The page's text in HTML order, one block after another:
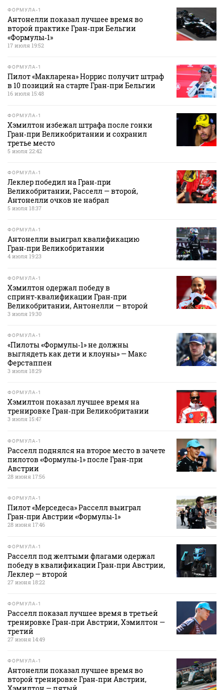
ФОРМУЛА-1
Антонелли показал лучшее время во
второй практике Гран‑при Бельгии
«Формулы‑1»
17 июля 19:52
ФОРМУЛА-1
Пилот «Макларена» Норрис получит штраф
в 10 позиций на старте Гран‑при Бельгии
16 июля 15:48
ФОРМУЛА-1
Хэмилтон избежал штрафа после гонки
Гран‑при Великобритании и сохранил
третье место
5 июля 22:42
ФОРМУЛА-1
Леклер победил на Гран‑при
Великобритании, Расселл — второй,
Антонелли очков не набрал
5 июля 18:37
ФОРМУЛА-1
Антонелли выиграл квалификацию
Гран‑при Великобритании
4 июля 19:23
ФОРМУЛА-1
Хэмилтон одержал победу в
спринт‑квалификации Гран‑при
Великобритании, Антонелли — второй
3 июля 19:30
ФОРМУЛА-1
«Пилоты «Формулы‑1» не должны
выглядеть как дети и клоуны» — Макс
Ферстаппен
3 июля 18:29
ФОРМУЛА-1
Хэмилтон показал лучшее время на
тренировке Гран‑при Великобритании
3 июля 15:47
ФОРМУЛА-1
Расселл поднялся на второе место в зачете
пилотов «Формулы‑1» после Гран‑при
Австрии
28 июня 17:56
ФОРМУЛА-1
Пилот «Мерседеса» Расселл выиграл
Гран‑при Австрии «Формулы‑1»
28 июня 17:46
ФОРМУЛА-1
Расселл под желтыми флагами одержал
победу в квалификации Гран‑при Австрии,
Леклер — второй
27 июня 18:22
ФОРМУЛА-1
Расселл показал лучшее время в третьей
тренировке Гран‑при Австрии, Хэмилтон —
третий
27 июня 14:49
ФОРМУЛА-1
Антонелли показал лучшее время во
второй тренировке Гран‑при Австрии,